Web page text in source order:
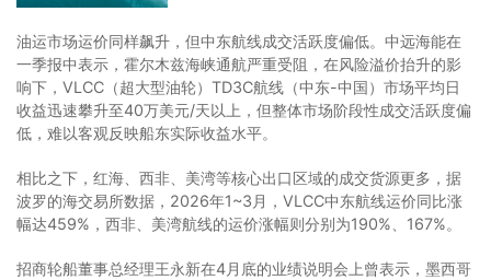
油运市场运价同样飙升，但中东航线成交活跃度偏低。中远海能在
一季报中表示，霍尔木兹海峡通航严重受阻，在风险溢价抬升的影
响下，VLCC（超大型油轮）TD3C航线（中东-中国）市场平均日
收益迅速攀升至40万美元/天以上，但整体市场阶段性成交活跃度偏
低，难以客观反映船东实际收益水平。
相比之下，红海、西非、美湾等核心出口区域的成交货源更多，据
波罗的海交易所数据，2026年1~3月，VLCC中东航线运价同比涨
幅达459%，西非、美湾航线的运价涨幅则分别为190%、167%。
招商轮船董事总经理王永新在4月底的业绩说明会上曾表示，墨西哥